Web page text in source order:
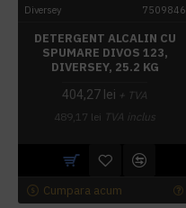
Diversey 7509846
DETERGENT ALCALIN CU
SPUMARE DIVOS 123,
DIVERSEY, 25.2 KG
404,27 lei + TVA
489,17 lei TVA inclus
Cumpara acum